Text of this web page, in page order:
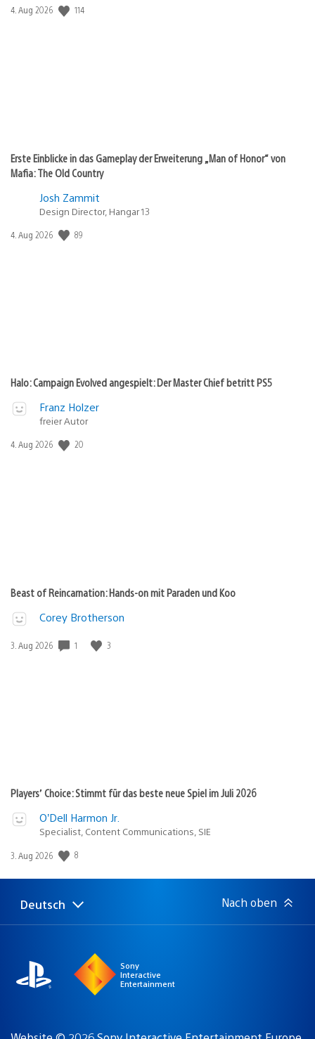
Veröffentlichungsdatum:
4. Aug 2026 114
Erste Einblicke in das Gameplay der Erweiterung „Man of Honor“ von
Mafia: The Old Country
Josh Zammit
Design Director, Hangar 13
Veröffentlichungsdatum:
4. Aug 2026 89
Halo: Campaign Evolved angespielt: Der Master Chief betritt PS5
Franz Holzer
freier Autor
Veröffentlichungsdatum:
4. Aug 2026 20
Beast of Reincarnation: Hands-on mit Paraden und Koo
Corey Brotherson
Veröffentlichungsdatum:
3. Aug 2026 1 3
Players’ Choice: Stimmt für das beste neue Spiel im Juli 2026
O’Dell Harmon Jr.
Specialist, Content Communications, SIE
Veröffentlichungsdatum:
3. Aug 2026 8
Select
a
Aktuelle
Region:
Deutsch Nach oben
Sony
Interactive
Entertainment